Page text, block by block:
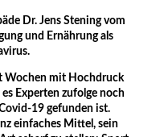
Dr. Jens Stening vom
und Ernährung als
Wochen mit Hochdruck
Experten zufolge noch
19 gefunden ist.
einfaches Mittel, sein